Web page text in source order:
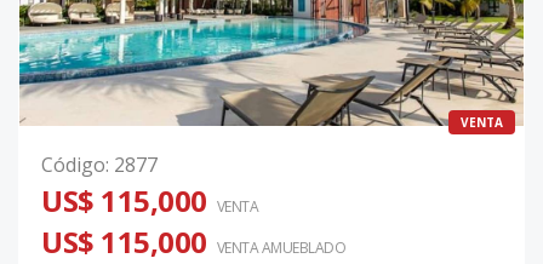
VENTA
Código: 2877
US$ 115,000 VENTA
US$ 115,000 VENTA AMUEBLADO